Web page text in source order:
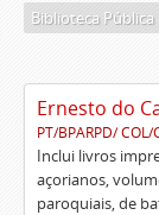
Ernesto do
PT/BPARPD/ COL/
Inclui livros
açorianos,
paroquiais, de